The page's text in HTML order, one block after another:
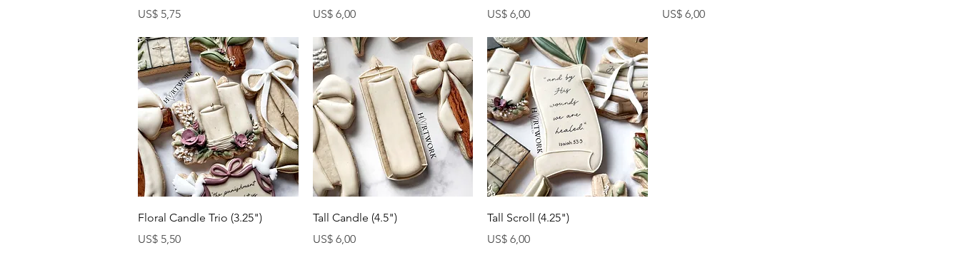
Preço
US$ 5,75
Preço
US$ 6,00
Preço
US$ 6,00
Preço
US$ 6,00
Visualização rápida
Floral Candle Trio (3.25")
Preço
US$ 5,50
Visualização rápida
Tall Candle (4.5")
Preço
US$ 6,00
Visualização rápida
Tall Scroll (4.25")
Preço
US$ 6,00